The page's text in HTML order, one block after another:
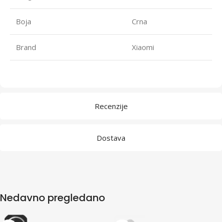
Recenzije
Dostava
Boja Crna
Brand Xiaomi
Nedavno pregledano